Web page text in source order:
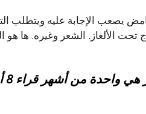
يصعب الإجابة عليه ويتطلب
تحت الألغاز. الشعر وغيره. ها هو
واحدة من أشهر قراء 8 أحرف